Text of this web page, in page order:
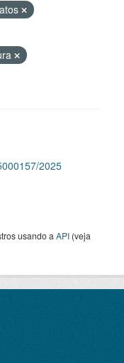
2025
usando a API (veja